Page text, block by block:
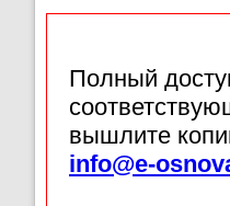
Полный
вышлите
info@e-